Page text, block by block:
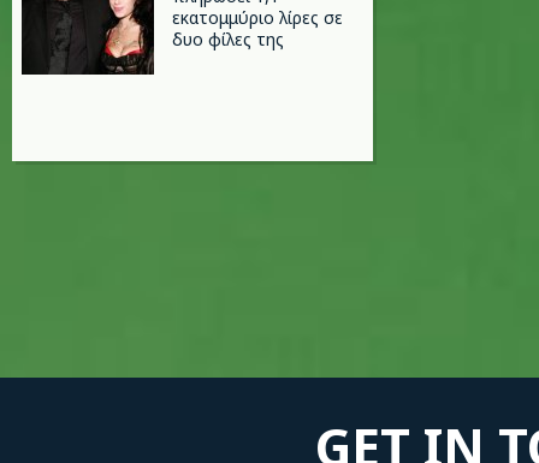
εκατομμύριο λίρες σε
δυο φίλες της
GET IN